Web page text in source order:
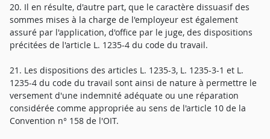
20. Il en résulte, d'autre part, que le caractère dissuasif des
sommes mises à la charge de l'employeur est également
assuré par l'application, d'office par le juge, des dispositions
précitées de l'article L. 1235-4 du code du travail.
21. Les dispositions des articles L. 1235-3, L. 1235-3-1 et L.
1235-4 du code du travail sont ainsi de nature à permettre le
versement d'une indemnité adéquate ou une réparation
considérée comme appropriée au sens de l'article 10 de la
Convention n° 158 de l'OIT.